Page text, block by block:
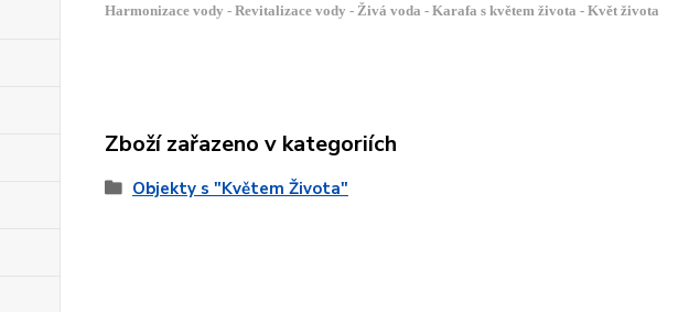
Harmonizace vody - Revitalizace vody - Živá voda - Karafa s květem života - Květ života
Zboží zařazeno v kategoriích
Objekty s "Květem Života"